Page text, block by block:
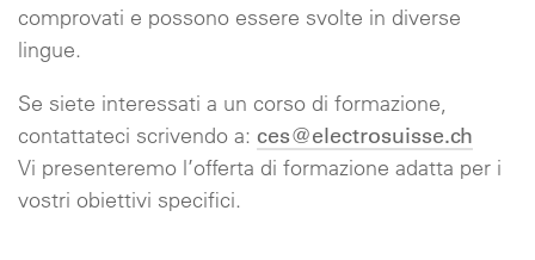
comprovati e possono essere svolte in diverse
lingue.
Se siete interessati a un corso di formazione,
contattateci scrivendo a: ces@electrosuisse.ch
Vi presenteremo l’offerta di formazione adatta per i
vostri obiettivi specifici.